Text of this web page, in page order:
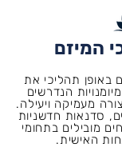
המיזם
באופן תהליכי את
הנדרשים
מעמיקה ויעילה.
סדנאות חדשניות
מובילים בתחומי
האישית.